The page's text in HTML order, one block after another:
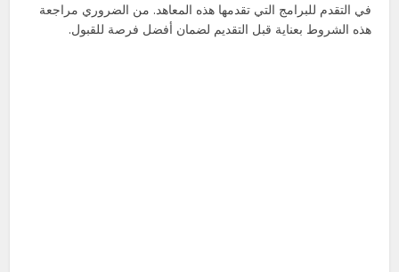
في التقدم للبرامج التي تقدمها هذه المعاهد. من الضروري مراجعة
هذه الشروط بعناية قبل التقديم لضمان أفضل فرصة للقبول.